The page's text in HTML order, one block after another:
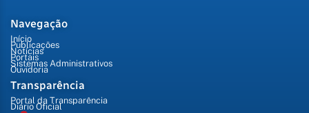
Navegação
Início
Publicações
Notícias
Portais
Sistemas Administrativos
Ouvidoria
Transparência
Portal da Transparência
Diário Oficial